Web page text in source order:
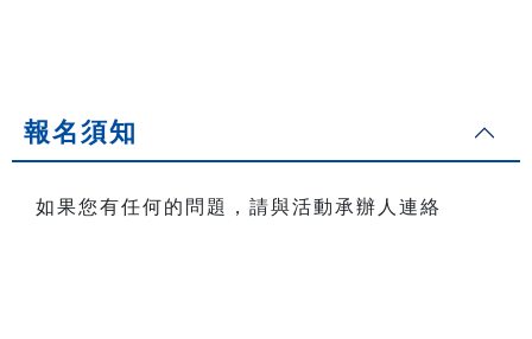
報名須知
如果您有任何的問題，請與活動承辦人連絡